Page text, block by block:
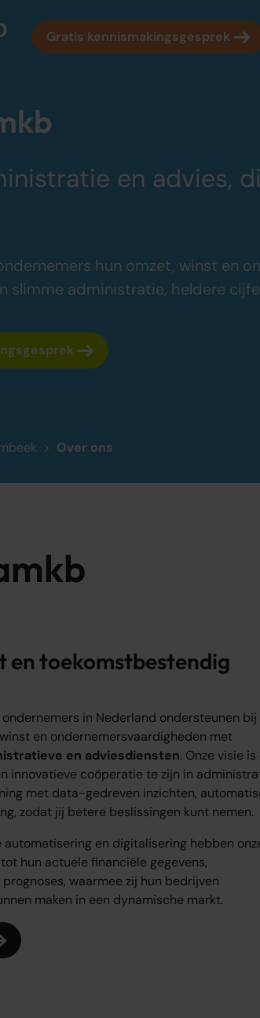
Gratis kennismakingsgesprek
en advies,
hun omzet, winst en
slimme administratie, heldere
Over ons
en toekomstbestendig
ondernemers in Nederland ondersteunen
en ondernemersvaardigheden met
en adviesdiensten. Onze visie
innovatieve coöperatie te zijn in
met data-gedreven inzichten,
zodat jij betere beslissingen kunt nemen.
automatisering en digitalisering hebben
hun actuele financiële gegevens,
waarmee zij hun bedrijven
maken in een dynamische markt.
en cijfers